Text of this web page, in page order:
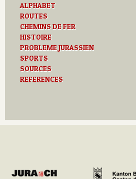
S
T
Textes
U
ALPHABET
ROUTES
CHEMINS DE FER
HISTOIRE
PROBLEME JURASSIEN
SPORTS
SOURCES
REFERENCES